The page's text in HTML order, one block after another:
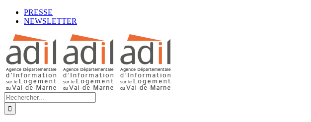
Passer
Facebook
LinkedIn
YouTubePRESSE
NEWSLETTER
Rechercher: